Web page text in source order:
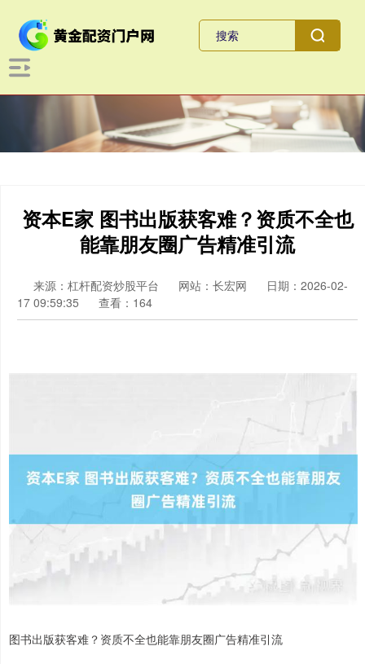
资本E家 图书出版获客难？资质不全也
能靠朋友圈广告精准引流
来源：杠杆配资炒股平台 网站：长宏网
日期：2026-02-
17 09:59:35
查看：164
图书出版获客难？资质不全也能靠朋友圈广告精准引流